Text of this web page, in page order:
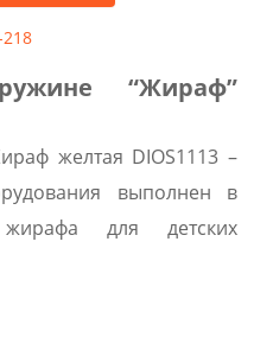
“Жираф”
желтая DIOS1113 –
выполнен в
для детских